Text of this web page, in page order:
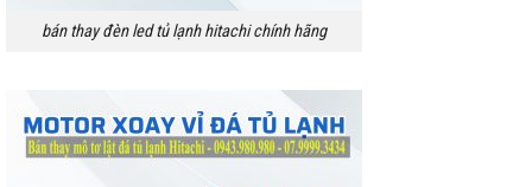
bán thay đèn led tủ lạnh hitachi chính hãng